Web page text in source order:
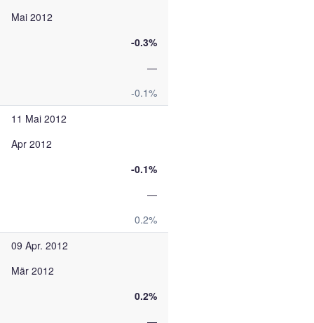
Mai 2012
-0.3%
—
-0.1%
11 Mai 2012
Apr 2012
-0.1%
—
0.2%
09 Apr. 2012
Mär 2012
0.2%